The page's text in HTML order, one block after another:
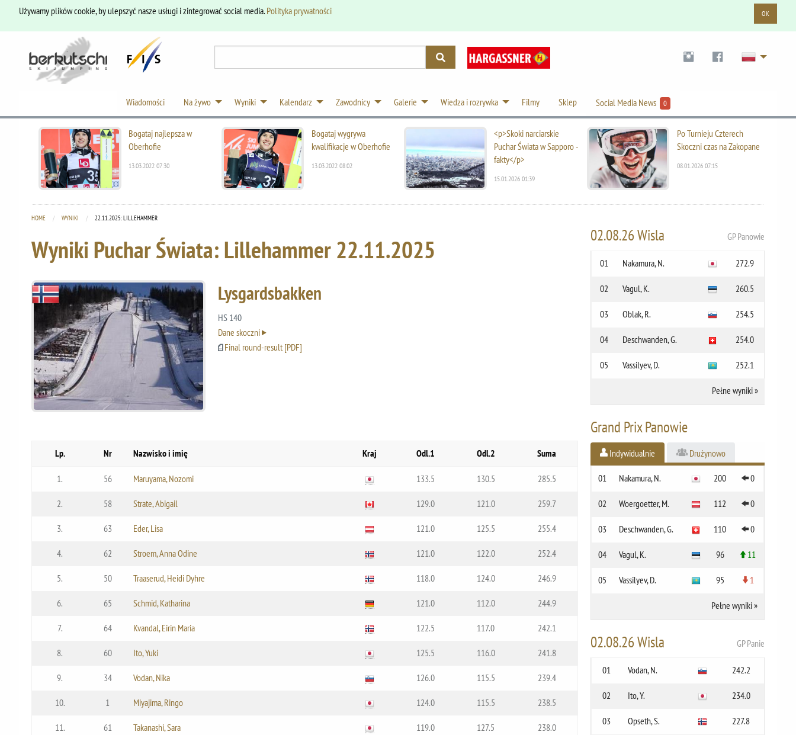
Używamy plików cookie, by ulepszyć nasze usługi i zintegrować social media.Polityka prywatności OK
Wiadomości Na żywo Wyniki Kalendarz Zawodnicy Galerie Wiedza i rozrywka Filmy Sklep Social Media News 0
Bogataj najlepsza w
Oberhofie
13.03.2022 07:30
Bogataj wygrywa
kwalifikacje w Oberhofie
13.03.2022 08:02
<p>Skoki narciarskie
Puchar Świata w Sapporo -
fakty</p>
15.01.2026 01:39
Po Turnieju Czterech
Skoczni czas na Zakopane
08.01.2026 07:15
HOME WYNIKI CURRENT:
22.11.2025: LILLEHAMMER
Wyniki Puchar Świata: Lillehammer22.11.2025
Lysgardsbakken
HS 140
Dane skoczni
Final round-result [PDF]
Lp. Nr Nazwisko i imię Kraj Odl.1 Odl.2 Suma
1. 56 Maruyama, Nozomi 133.5 130.5 285.5
2. 58 Strate, Abigail 129.0 121.0 259.7
3. 63 Eder, Lisa 121.0 125.5 255.4
4. 62 Stroem, Anna Odine 121.0 122.0 252.4
5. 50 Traaserud, Heidi Dyhre 118.0 124.0 246.9
6. 65 Schmid, Katharina 121.0 112.0 244.9
7. 64 Kvandal, Eirin Maria 122.5 117.0 242.1
8. 60 Ito, Yuki 125.5 116.0 241.8
9. 34 Vodan, Nika 126.0 115.5 239.4
10. 1 Miyajima, Ringo 124.0 115.5 238.5
11. 61 Takanashi, Sara 119.0 127.5 238.0
02.08.26 Wisla GP Panowie
01 Nakamura, N. 272.9
02 Vagul, K. 260.5
03 Oblak, R. 254.5
04 Deschwanden, G. 254.0
05 Vassilyev, D. 252.1
Pełne wyniki»
Grand Prix Panowie
Indywidualnie Drużynowo
01 Nakamura, N. 200 0
02 Woergoetter, M. 112 0
03 Deschwanden, G. 110 0
04 Vagul, K. 96 11
05 Vassilyev, D. 95 1
Pełne wyniki»
02.08.26 Wisla GP Panie
01 Vodan, N. 242.2
02 Ito, Y. 234.0
03 Opseth, S. 227.8